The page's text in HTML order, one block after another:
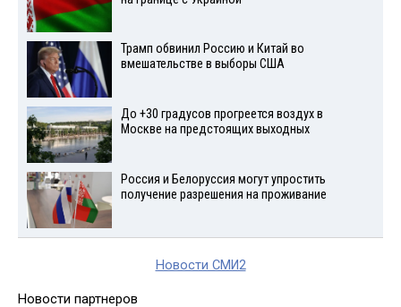
Трамп обвинил Россию и Китай во
вмешательстве в выборы США
До +30 градусов прогреется воздух в
Москве на предстоящих выходных
Россия и Белоруссия могут упростить
получение разрешения на проживание
Новости СМИ2
Новости партнеров